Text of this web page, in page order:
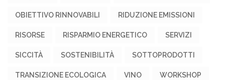
OBIETTIVO RINNOVABILI RIDUZIONE EMISSIONI
RISORSE RISPARMIO ENERGETICO SERVIZI
SICCITÀ SOSTENIBILITÀ SOTTOPRODOTTI
TRANSIZIONE ECOLOGICA VINO WORKSHOP